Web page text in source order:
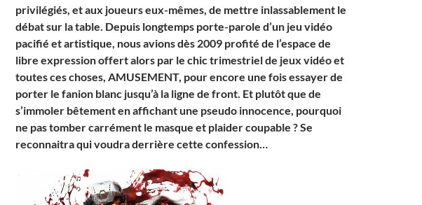
privilégiés, et aux joueurs eux-mêmes, de mettre inlassablement le
débat sur la table. Depuis longtemps porte-parole d’un jeu vidéo
pacifié et artistique, nous avions dès 2009 profité de l’espace de
libre expression offert alors par le chic trimestriel de jeux vidéo et
toutes ces choses, AMUSEMENT, pour encore une fois essayer de
porter le fanion blanc jusqu’à la ligne de front. Et plutôt que de
s’immoler bêtement en affichant une pseudo innocence, pourquoi
ne pas tomber carrément le masque et plaider coupable ? Se
reconnaitra qui voudra derrière cette confession…